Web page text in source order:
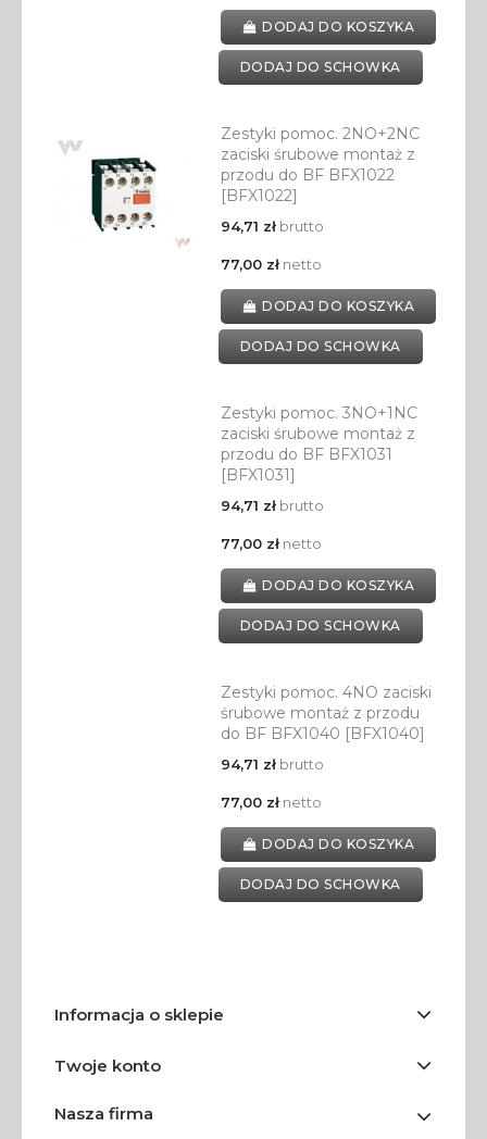
DODAJ DO KOSZYKA
DODAJ DO SCHOWKA
Zestyki pomoc. 2NO+2NC
zaciski śrubowe montaż z
przodu do BF BFX1022
[BFX1022]
94,71 złbrutto
77,00 złnetto
DODAJ DO KOSZYKA
DODAJ DO SCHOWKA
Zestyki pomoc. 3NO+1NC
zaciski śrubowe montaż z
przodu do BF BFX1031
[BFX1031]
94,71 złbrutto
77,00 złnetto
DODAJ DO KOSZYKA
DODAJ DO SCHOWKA
Zestyki pomoc. 4NO zaciski
śrubowe montaż z przodu
do BF BFX1040 [BFX1040]
94,71 złbrutto
77,00 złnetto
DODAJ DO KOSZYKA
DODAJ DO SCHOWKA
Informacja o sklepie
Twoje konto
Nasza firma